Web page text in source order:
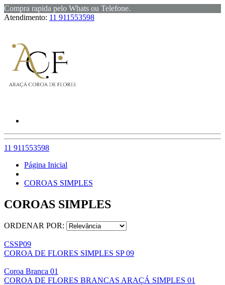
Compra rapida pelo Whats ou Telefone.
Atendimento: 11 911553598
11 911553598
Página Inicial
COROAS SIMPLES
COROAS SIMPLES
ORDENAR POR:
CSSP09
COROA DE FLORES SIMPLES SP 09
Coroa Branca 01
COROA DE FLORES BRANCAS ARAÇÁ SIMPLES 01